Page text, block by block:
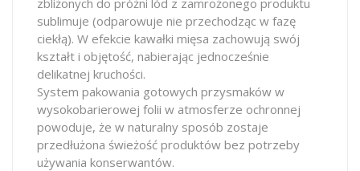
sublimuje (odparowuje nie przechodząc w fazę
ciekłą). W efekcie kawałki mięsa zachowują swój
kształt i objętość, nabierając jednocześnie
delikatnej kruchości.
System pakowania gotowych przysmaków w
wysokobarierowej folii w atmosferze ochronnej
powoduje, że w naturalny sposób zostaje
przedłużona świeżość produktów bez potrzeby
używania konserwantów.